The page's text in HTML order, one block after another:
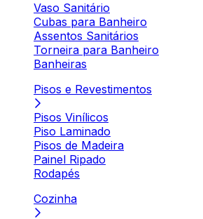
Vaso Sanitário
Cubas para Banheiro
Assentos Sanitários
Torneira para Banheiro
Banheiras
Pisos e Revestimentos
Pisos Vinílicos
Piso Laminado
Pisos de Madeira
Painel Ripado
Rodapés
Cozinha